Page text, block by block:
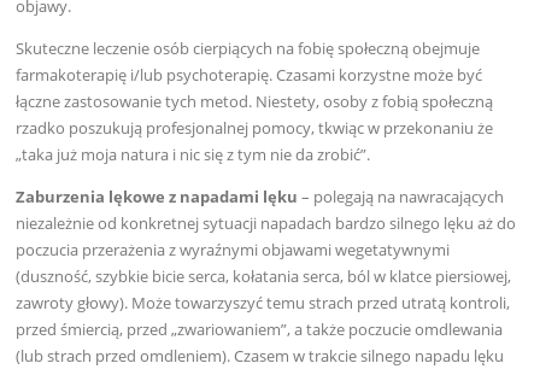
objawy.
Skuteczne leczenie osób cierpiących na fobię społeczną obejmuje
farmakoterapię i/lub psychoterapię. Czasami korzystne może być
łączne zastosowanie tych metod. Niestety, osoby z fobią społeczną
rzadko poszukują profesjonalnej pomocy, tkwiąc w przekonaniu że
„taka już moja natura i nic się z tym nie da zrobić”.
Zaburzenia lękowe z napadami lęku – polegają na nawracających
niezależnie od konkretnej sytuacji napadach bardzo silnego lęku aż do
poczucia przerażenia z wyraźnymi objawami wegetatywnymi
(duszność, szybkie bicie serca, kołatania serca, ból w klatce piersiowej,
zawroty głowy). Może towarzyszyć temu strach przed utratą kontroli,
przed śmiercią, przed „zwariowaniem”, a także poczucie omdlewania
(lub strach przed omdleniem). Czasem w trakcie silnego napadu lęku